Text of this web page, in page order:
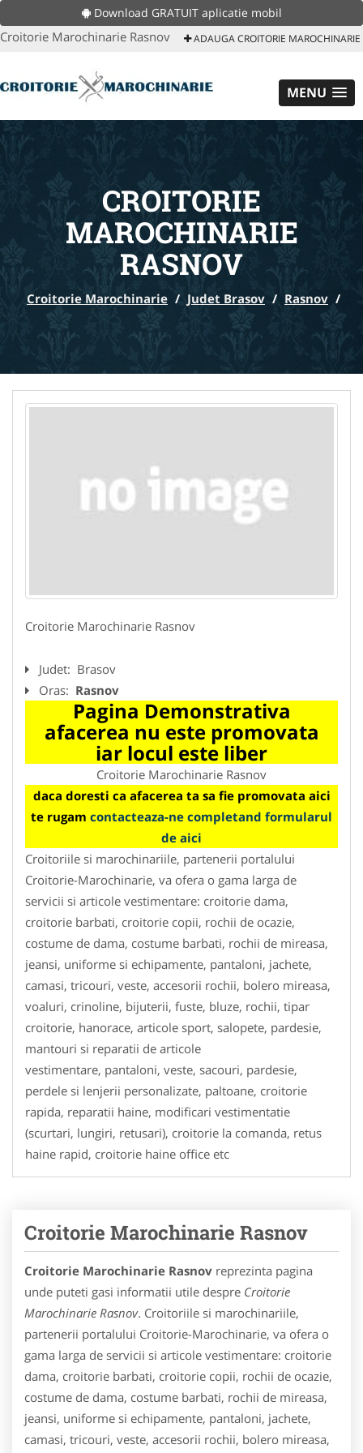
Download GRATUIT aplicatie mobil
Croitorie Marochinarie Rasnov ADAUGA CROITORIE MAROCHINARIE
MENU
CROITORIE
MAROCHINARIE
RASNOV
Croitorie Marochinarie / Judet Brasov / Rasnov /
Croitorie Marochinarie Rasnov
Judet: Brasov
Oras: Rasnov
Pagina Demonstrativa
afacerea nu este promovata
iar locul este liber
Croitorie Marochinarie Rasnov
daca doresti ca afacerea ta sa fie promovata aici
te rugam contacteaza-ne completand formularul
de aici
Croitoriile si marochinariile, partenerii portalului
Croitorie-Marochinarie, va ofera o gama larga de
servicii si articole vestimentare: croitorie dama,
croitorie barbati, croitorie copii, rochii de ocazie,
costume de dama, costume barbati, rochii de mireasa,
jeansi, uniforme si echipamente, pantaloni, jachete,
camasi, tricouri, veste, accesorii rochii, bolero mireasa,
voaluri, crinoline, bijuterii, fuste, bluze, rochii, tipar
croitorie, hanorace, articole sport, salopete, pardesie,
mantouri si reparatii de articole
vestimentare, pantaloni, veste, sacouri, pardesie,
perdele si lenjerii personalizate, paltoane, croitorie
rapida, reparatii haine, modificari vestimentatie
(scurtari, lungiri, retusari), croitorie la comanda, retus
haine rapid, croitorie haine office etc
Croitorie Marochinarie Rasnov
Croitorie Marochinarie Rasnov reprezinta pagina
unde puteti gasi informatii utile despre Croitorie
Marochinarie Rasnov. Croitoriile si marochinariile,
partenerii portalului Croitorie-Marochinarie, va ofera o
gama larga de servicii si articole vestimentare: croitorie
dama, croitorie barbati, croitorie copii, rochii de ocazie,
costume de dama, costume barbati, rochii de mireasa,
jeansi, uniforme si echipamente, pantaloni, jachete,
camasi, tricouri, veste, accesorii rochii, bolero mireasa,